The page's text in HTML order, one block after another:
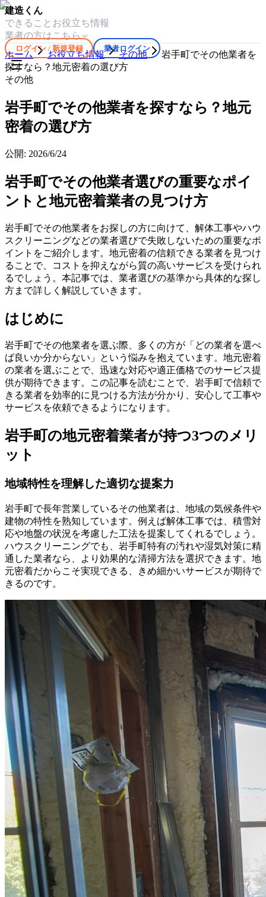
建造くん
できること お役立ち情報
業者の方はこちら
ログイン / 新規登録 業者ログイン
ホーム お役立ち情報 その他
岩手町でその他業者を
探すなら？地元密着の選び方
その他
岩手町でその他業者を探すなら？地元
密着の選び方
公開: 2026/6/24
岩手町でその他業者選びの重要なポイ
ントと地元密着業者の見つけ方
岩手町でその他業者をお探しの方に向けて、解体工事やハウ
スクリーニングなどの業者選びで失敗しないための重要なポ
イントをご紹介します。地元密着の信頼できる業者を見つけ
ることで、コストを抑えながら質の高いサービスを受けられ
るでしょう。本記事では、業者選びの基準から具体的な探し
方まで詳しく解説していきます。
はじめに
岩手町でその他業者を選ぶ際、多くの方が「どの業者を選べ
ば良いか分からない」という悩みを抱えています。地元密着
の業者を選ぶことで、迅速な対応や適正価格でのサービス提
供が期待できます。この記事を読むことで、岩手町で信頼で
きる業者を効率的に見つける方法が分かり、安心して工事や
サービスを依頼できるようになります。
岩手町の地元密着業者が持つ3つのメリ
ット
地域特性を理解した適切な提案力
岩手町で長年営業しているその他業者は、地域の気候条件や
建物の特性を熟知しています。例えば解体工事では、積雪対
応や地盤の状況を考慮した工法を提案してくれるでしょう。
ハウスクリーニングでも、岩手町特有の汚れや湿気対策に精
通した業者なら、より効果的な清掃方法を選択できます。地
元密着だからこそ実現できる、きめ細かいサービスが期待で
きるのです。